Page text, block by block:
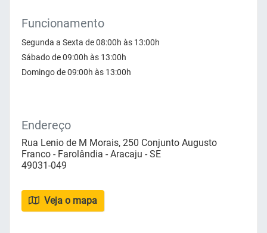
Funcionamento
Segunda a Sexta de 08:00h às 13:00h
Sábado de 09:00h às 13:00h
Domingo de 09:00h às 13:00h
Endereço
Rua Lenio de M Morais, 250 Conjunto Augusto
Franco - Farolândia - Aracaju - SE
49031-049
Veja o mapa